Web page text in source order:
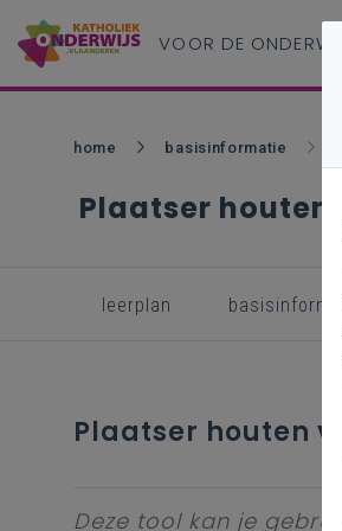
VOOR DE
home basisinformatie
Plaatser
leerplan
Plaatser houten
Deze tool kan je